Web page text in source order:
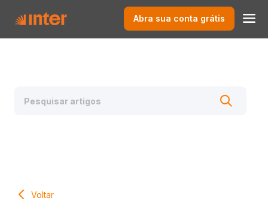
Abra sua conta grátis
Voltar